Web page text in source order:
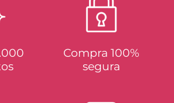
Compra 100%
segura